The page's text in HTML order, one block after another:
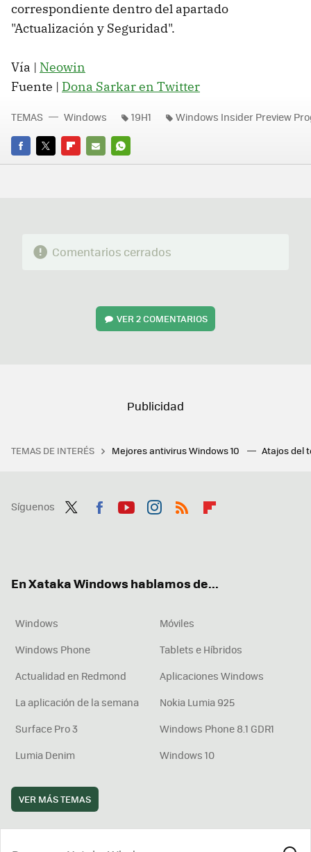
correspondiente dentro del apartado
"Actualización y Seguridad".
Vía | Neowin
Fuente | Dona Sarkar en Twitter
FACEBOOK
TWITTERFLIPBOARD
E-
WHATSAPP
TEMAS Windows 19H1 Windows Insider Preview
Comentarios cerrados
VER2 COMENTARIOS
TEMAS DE INTERÉS Mejores antivirus Windows 10 Atajos del
Síguenos
En Xataka Windows hablamos de...
Windows
Móviles
Windows Phone
Tablets e Híbridos
Actualidad en Redmond
Aplicaciones Windows
La aplicación de la semana
Nokia Lumia 925
Surface Pro 3
Windows Phone 8.1 GDR1
Lumia Denim
Windows 10
VER MÁS TEMAS